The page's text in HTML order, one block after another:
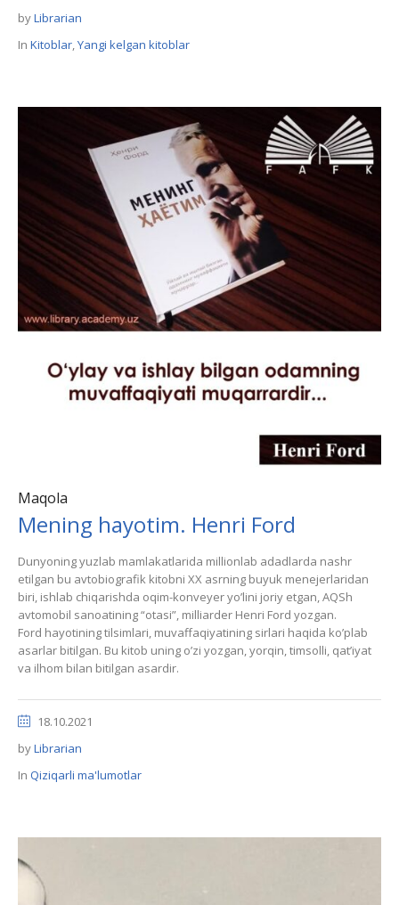
byLibrarian
In Kitoblar,Yangi kelgan kitoblar
Maqola
Mening hayotim. Henri Ford
Dunyoning yuzlab mamlakatlarida millionlab adadlarda nashr
etilgan bu avtobiografik kitobni XX asrning buyuk menejerlaridan
biri, ishlab chiqarishda oqim-konveyer yoʼlini joriy etgan, АQSh
avtomobil sanoatining “otasi”, milliarder Henri Ford yozgan.
Ford hayotining tilsimlari, muvaffaqiyatining sirlari haqida koʼplab
asarlar bitilgan. Bu kitob uning oʼzi yozgan, yorqin, timsolli, qatʼiyat
va ilhom bilan bitilgan asardir.
18.10.2021
byLibrarian
In Qiziqarli ma'lumotlar